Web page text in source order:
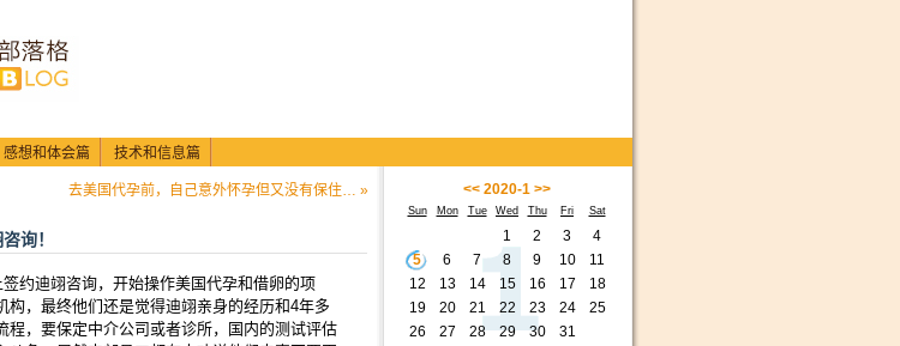
感想和体会篇 技术和信息篇
去美国代孕前，自己意外怀孕但又没有保住… »
询！
约迪翊咨询，开始操作美国代孕和借卵的项
，最终他们还是觉得迪翊亲身的经历和4年多
，要保定中介公司或者诊所，国内的测试评估
<< 2020-1 >>
Sun Mon Tue Wed Thu Fri Sat
1 2 3
4
5
6 7 8 9 10
11
12
13 14 15 16 17
18
19
20 21 22 23 24
25
26
27 28 29 30 31